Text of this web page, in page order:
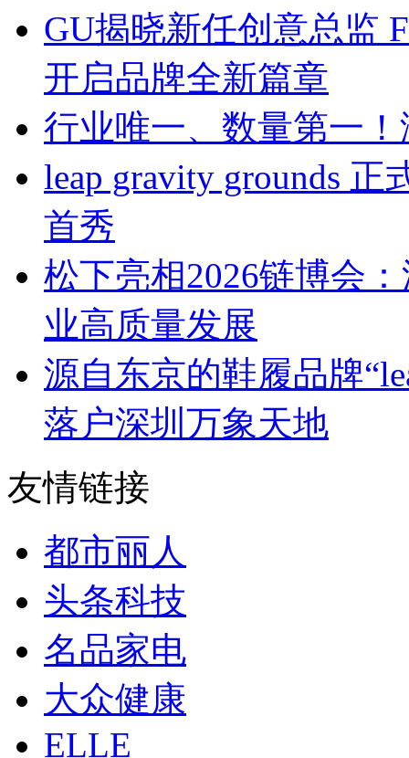
GU揭晓新任创意总监
开启品牌全新篇章
行业唯一、数量第一
leap gravity grounds
首秀
松下亮相2026链博会
业高质量发展
源自东京的鞋履品牌
落户深圳万象天地
友情链接
都市丽人
头条科技
名品家电
大众健康
ELLE